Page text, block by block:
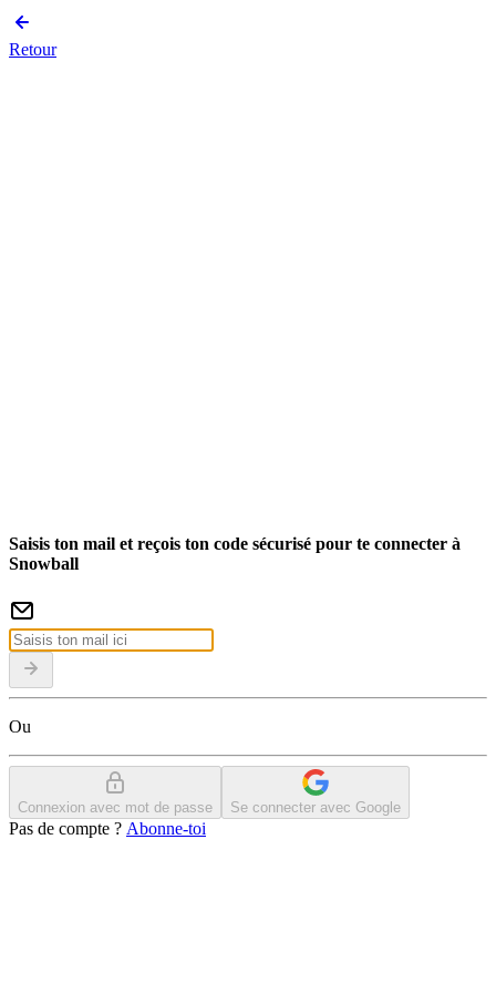
Retour
Saisis ton mail et reçois ton code sécurisé pour te connecter à
Snowball
Ou
Connexion avec mot de passe Se connecter avec Google
Pas de compte ? Abonne-toi